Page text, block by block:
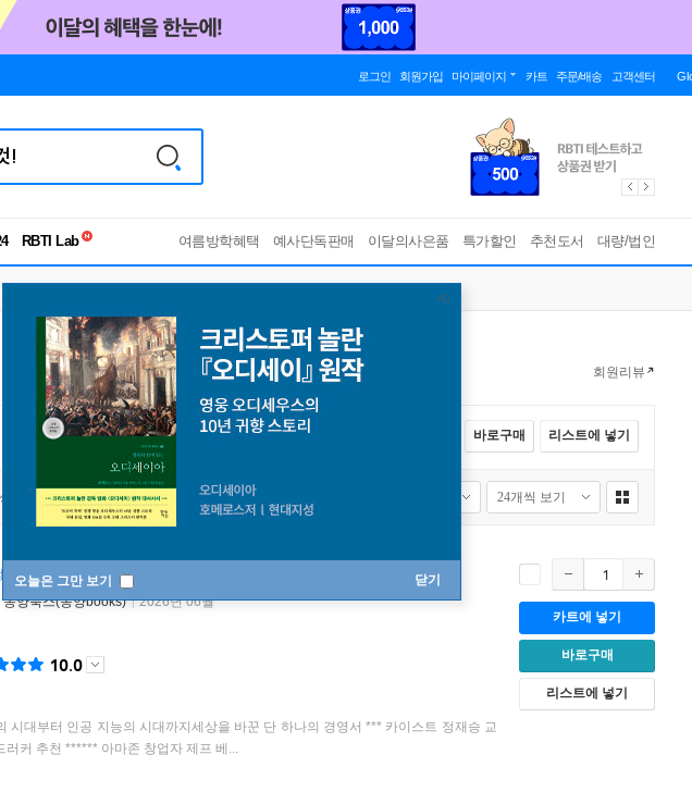
로그인 회원가입 마이페이지 카트 주문/배송 고객센터
독서유형검사
여름방학혜택 예사단독판매 이달의사은품 특가할인 추천도서 대량/법인
오늘은 그만 보기 닫기
회원리뷰
전체선택 바로구매 리스트에 넣기
상품명순
판]
동양북스(동양books) 2026년 06월
10.0
시대부터 인공 지능의 시대까지세상을 바꾼 단 하나의 경영서 *** 카이스트 정재승 교
커 추천 ****** 아마존 창업자 제프 베...
카트에 넣기
바로구매
리스트에 넣기